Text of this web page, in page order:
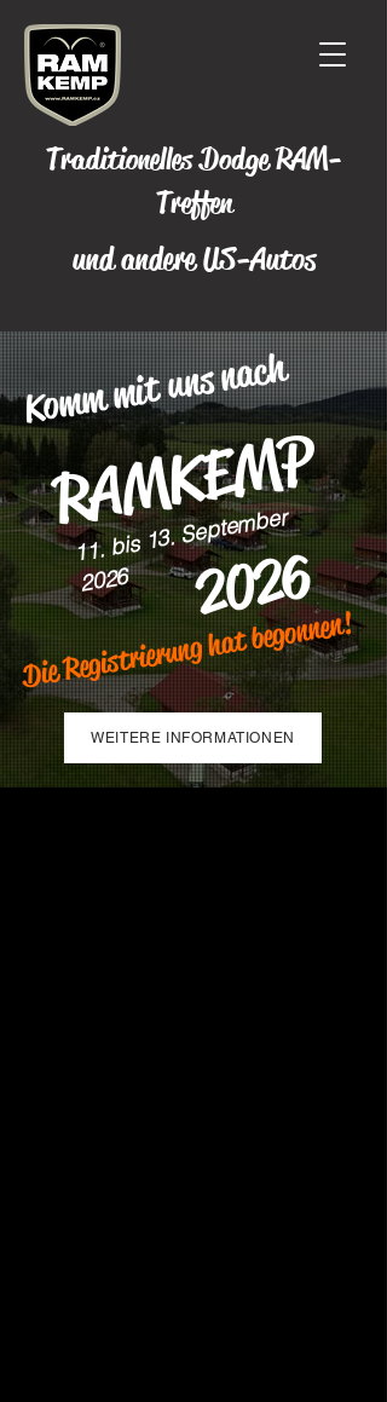
Traditionelles Dodge RAM-
Treffen
und andere US-Autos
Komm mit uns nach
RAMKEMP
11. bis 13. Septe
mber
2026 2026
Die Registrierung hat begonnen!
WEITERE INFORMATIONEN